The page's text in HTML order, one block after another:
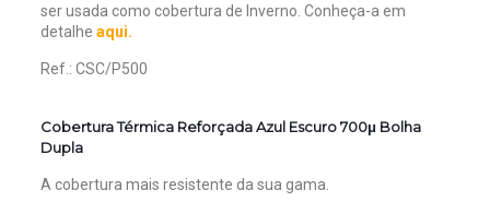
ser usada como cobertura de Inverno. Conheça-a em
detalhe aqui.
Ref.: CSC/P500
Cobertura Térmica Reforçada Azul Escuro 700μ Bolha
Dupla
A cobertura mais resistente da sua gama.